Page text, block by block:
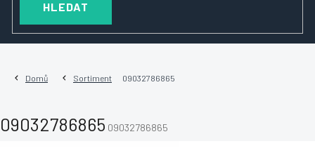
HLEDAT
Domů Sortiment 09032786865
09032786865 09032786865